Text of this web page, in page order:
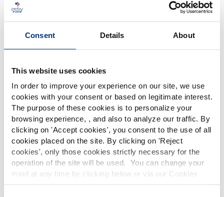
Consent Details About
This website uses cookies
In order to improve your experience on our site, we use
cookies with your consent or based on legitimate interest.
The purpose of these cookies is to personalize your
browsing experience, , and also to analyze our traffic. By
clicking on 'Accept cookies', you consent to the use of all
cookies placed on the site. By clicking on 'Reject
cookies', only those cookies strictly necessary for the
operation of the site will be used. You can change your
mind at any time by clicking below or via our Cookies
Policy.
Please select your market
Global USA
This website is intended exclusively for
professional clients in the the health,
pharmaceutical and food supplement
AiFlex’inside™* (100 mg): parti aeree di olmaria
(Filipendula ulmaria (L.) Maxim) estratto: 64 mg,
stigma di saron (Crocus sativus L.) estratto: 20 mg,
vitamina C: 12 mg (15% NRV**); Edulcorante:
*AiFlex’inside™ è un marchio registrato da
Activ’inside
**Valore di riferimento dei nutrienti
Science
Claims data